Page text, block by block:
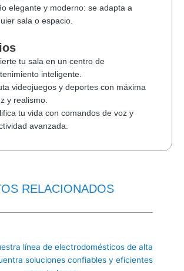
elegante y moderno: se adapta a
sala o espacio.
tu sala en un centro de
inteligente.
videojuegos y deportes con máxima
y realismo.
tu vida con comandos de voz y
avanzada.
RELACIONADOS
original
era:
$18.0.
actual
es:
$13.0.